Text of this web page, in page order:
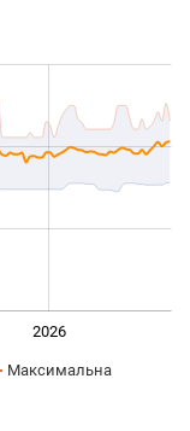
2026
Максимальна